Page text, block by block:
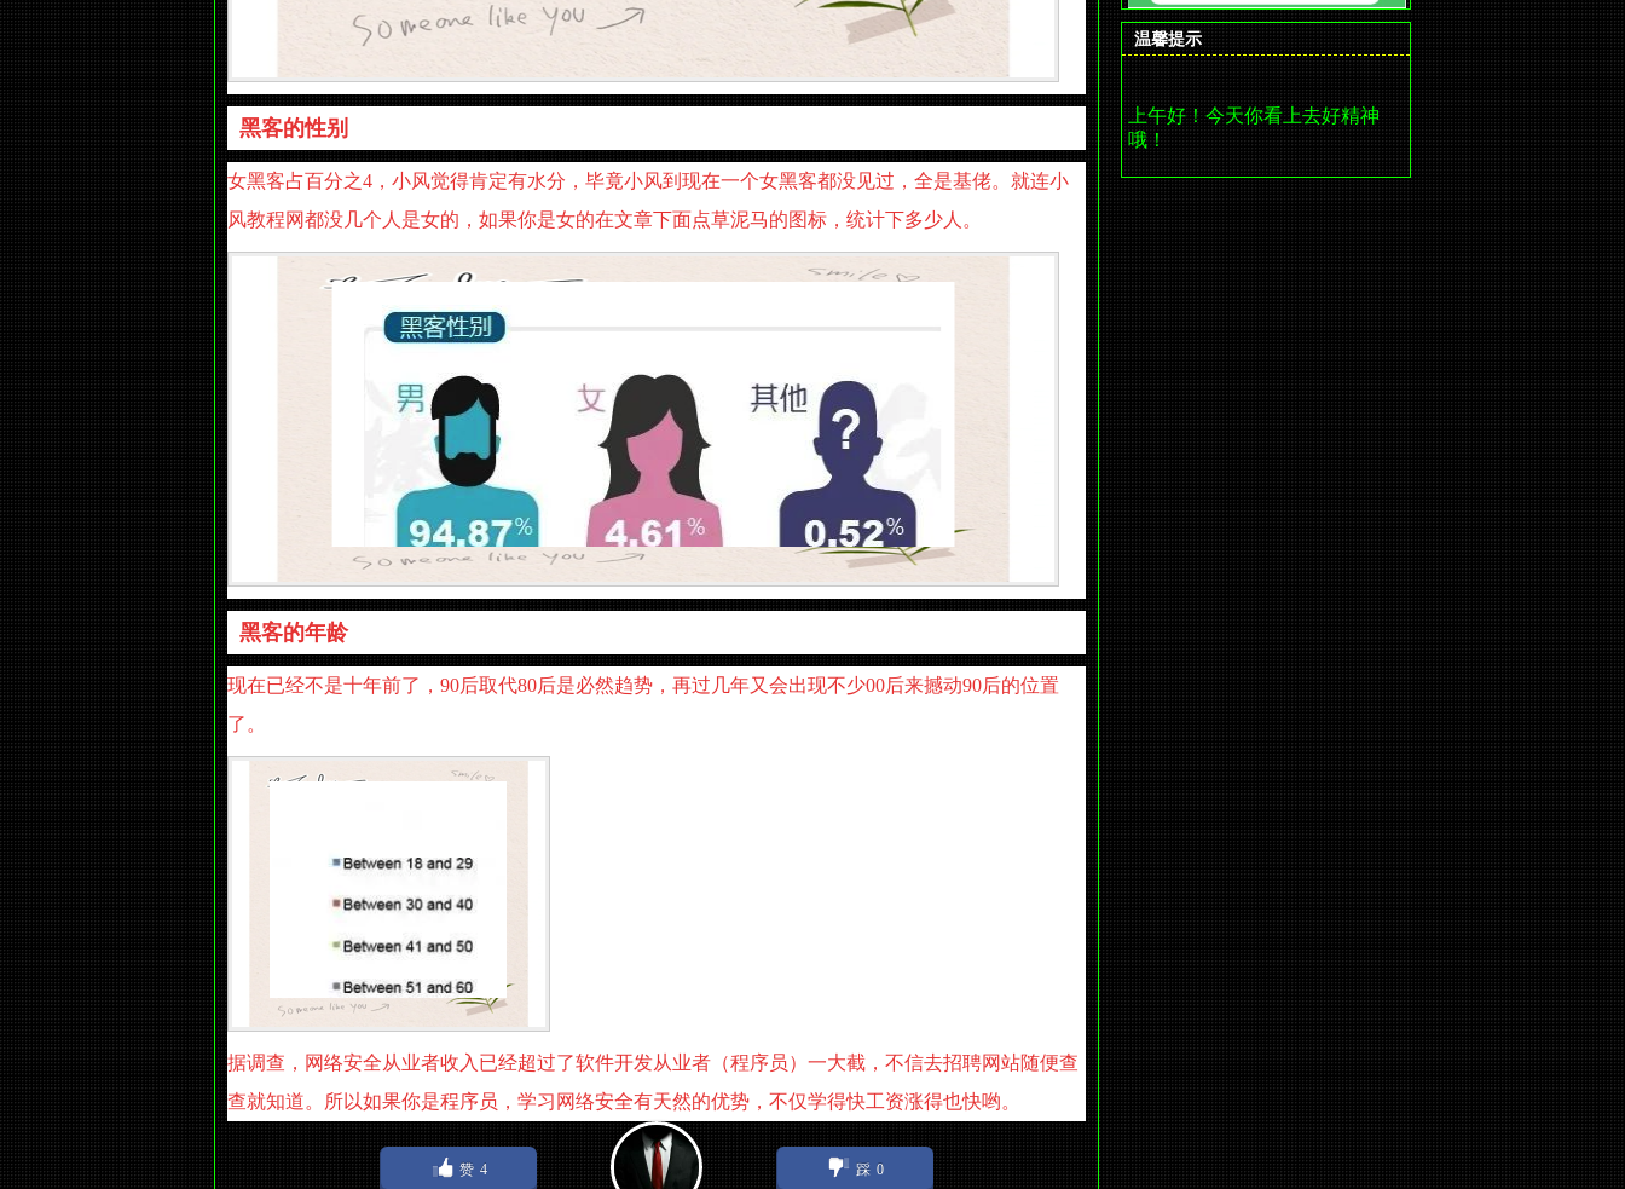
黑客的性别
女黑客占百分之4，小风觉得肯定有水分，毕竟小风到现在一个女黑客都没见过，全是基佬。就连小
风教程网都没几个人是女的，如果你是女的在文章下面点草泥马的图标，统计下多少人。
黑客的年龄
现在已经不是十年前了，90后取代80后是必然趋势，再过几年又会出现不少00后来撼动90后的位置
了。
据调查，网络安全从业者收入已经超过了软件开发从业者（程序员）一大截，不信去招聘网站随便查
查就知道。所以如果你是程序员，学习网络安全有天然的优势，不仅学得快工资涨得也快哟。
赞 4 踩 0
温馨提示
上午好！今天你看上去好精神
哦！